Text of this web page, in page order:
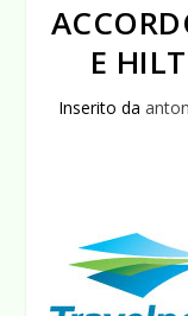
E
Inserito da